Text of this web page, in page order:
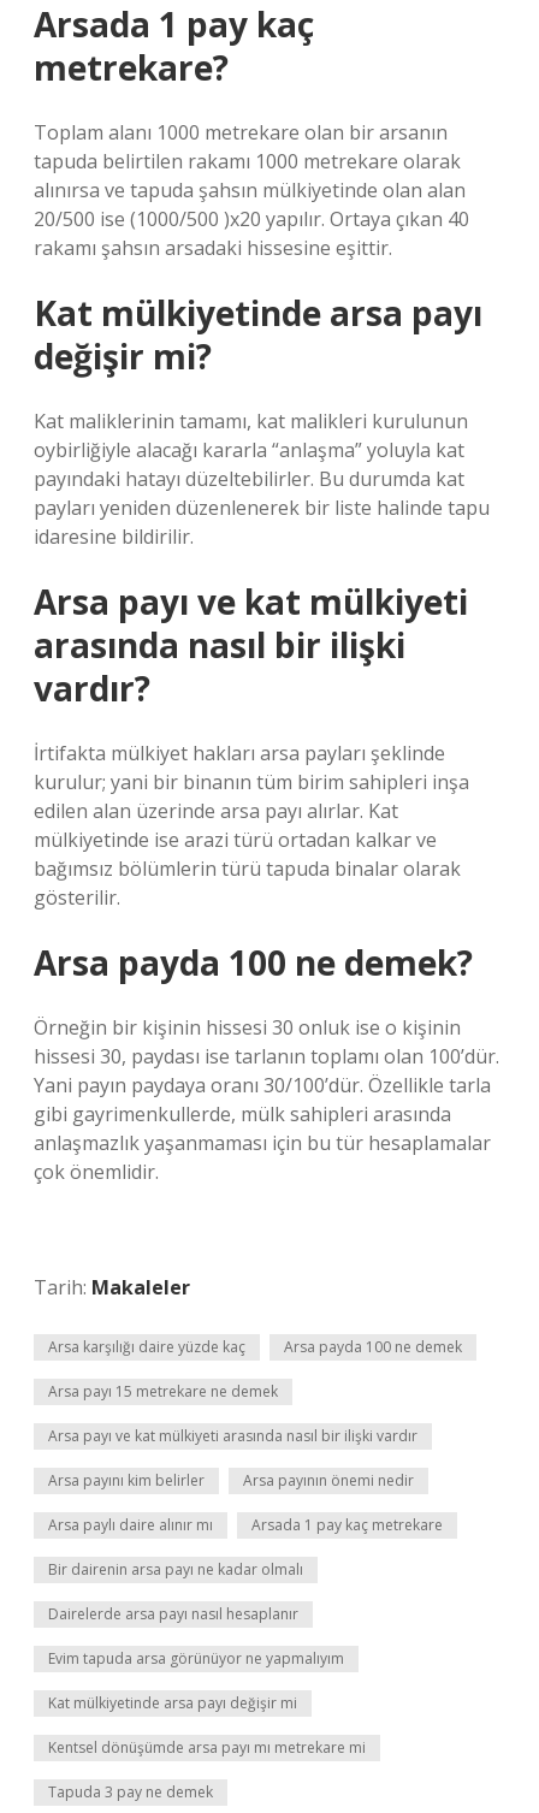
Arsada 1 pay kaç
metrekare?
Toplam alanı 1000 metrekare olan bir arsanın
tapuda belirtilen rakamı 1000 metrekare olarak
alınırsa ve tapuda şahsın mülkiyetinde olan alan
20/500 ise (1000/500 )x20 yapılır. Ortaya çıkan 40
rakamı şahsın arsadaki hissesine eşittir.
Kat mülkiyetinde arsa payı
değişir mi?
Kat maliklerinin tamamı, kat malikleri kurulunun
oybirliğiyle alacağı kararla “anlaşma” yoluyla kat
payındaki hatayı düzeltebilirler. Bu durumda kat
payları yeniden düzenlenerek bir liste halinde tapu
idaresine bildirilir.
Arsa payı ve kat mülkiyeti
arasında nasıl bir ilişki
vardır?
İrtifakta mülkiyet hakları arsa payları şeklinde
kurulur; yani bir binanın tüm birim sahipleri inşa
edilen alan üzerinde arsa payı alırlar. Kat
mülkiyetinde ise arazi türü ortadan kalkar ve
bağımsız bölümlerin türü tapuda binalar olarak
gösterilir.
Arsa payda 100 ne demek?
Örneğin bir kişinin hissesi 30 onluk ise o kişinin
hissesi 30, paydası ise tarlanın toplamı olan 100’dür.
Yani payın paydaya oranı 30/100’dür. Özellikle tarla
gibi gayrimenkullerde, mülk sahipleri arasında
anlaşmazlık yaşanmaması için bu tür hesaplamalar
çok önemlidir.
Tarih: Makaleler
Arsa karşılığı daire yüzde kaç Arsa payda 100 ne demek
Arsa payı 15 metrekare ne demek
Arsa payı ve kat mülkiyeti arasında nasıl bir ilişki vardır
Arsa payını kim belirler Arsa payının önemi nedir
Arsa paylı daire alınır mı Arsada 1 pay kaç metrekare
Bir dairenin arsa payı ne kadar olmalı
Dairelerde arsa payı nasıl hesaplanır
Evim tapuda arsa görünüyor ne yapmalıyım
Kat mülkiyetinde arsa payı değişir mi
Kentsel dönüşümde arsa payı mı metrekare mi
Tapuda 3 pay ne demek